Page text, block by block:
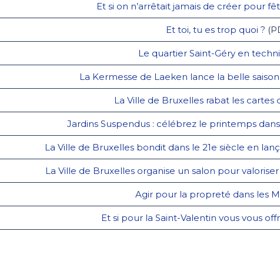
Et si on n’arrêtait jamais de créer pour
Et toi, tu es trop quoi ?
Le quartier Saint-Géry en
La Kermesse de Laeken lance la belle
La Ville de Bruxelles rabat les cartes
Jardins Suspendus : célébrez le printemps
La Ville de Bruxelles bondit dans le 21e siècle en
La Ville de Bruxelles organise un salon pour
Agir pour la propreté dans les
Et si pour la Saint-Valentin vous vous